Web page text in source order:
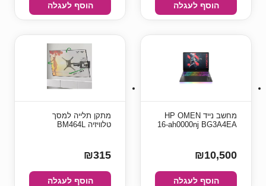
הוסף לעגלה הוסף לעגלה
מחשב נייד HP OMEN
16-ah0000nj BG3A4EA
₪10,500
הוסף לעגלה
מתקן תלייה למסך
טלוויזיה BM464L
₪315
הוסף לעגלה